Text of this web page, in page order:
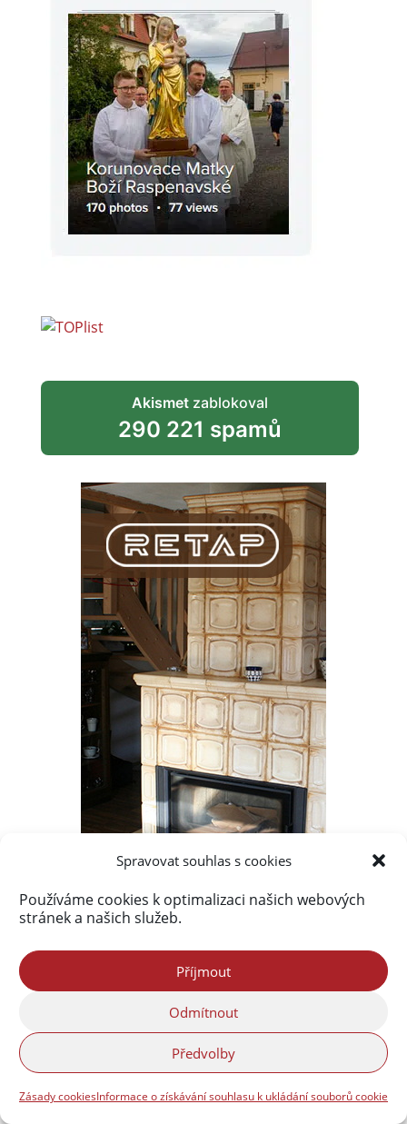
Spravovat souhlas s cookies
Používáme cookies k optimalizaci našich webových
stránek a našich služeb.
Příjmout
Odmítnout
Předvolby
Zásady cookiesInformace o získávání souhlasu k ukládání souborů cookie
Akismetzablokoval
290 221 spamů